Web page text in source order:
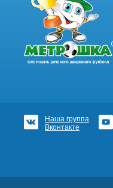
Наша группа
Вконтакте